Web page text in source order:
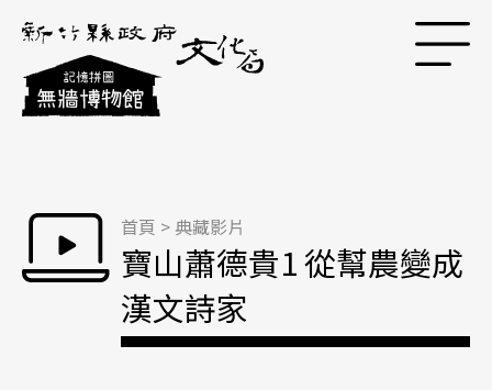
跳到主要內容區塊
首頁 > 典藏影片
寶山蕭德貴1 從幫農變成
漢文詩家